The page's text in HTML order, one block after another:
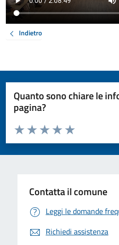
Indietro
Quanto sono chiare le
pagina?
Valuta da 1 a 5 stelle la pagina
Valuta 5 stelle
Valuta 4 stelle su 5
Valuta 3 stelle su 5
Valuta 2 stelle su 5
Valuta 1 stelle su 5
Contatta il comune
Leggi le domande
Richiedi assistenza